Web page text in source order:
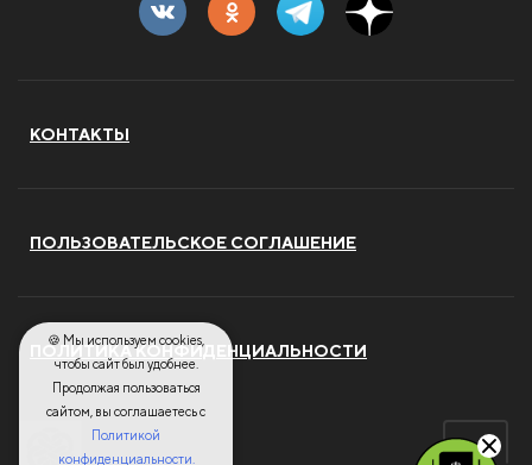
КОНТАКТЫ
ПОЛЬЗОВАТЕЛЬСКОЕ СОГЛАШЕНИЕ
ПОЛИТИКА КОНФИДЕНЦИАЛЬНОСТИ
🍪 Мы используем cookies,
чтобы сайт был удобнее.
Продолжая пользоваться
сайтом, вы соглашаетесь с
Политикой
конфиденциальности.